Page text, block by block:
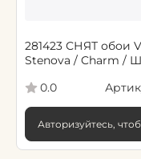
281423 СНЯТ обои
Stenova / Charm /
0.0
Авторизуйтесь,